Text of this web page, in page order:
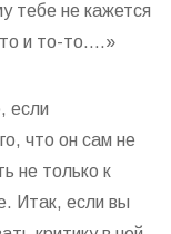
тебе не кажется
и то-то….»
если
что он сам не
не только к
Итак, если вы